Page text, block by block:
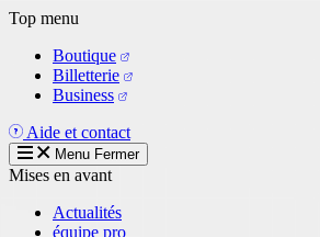
Aller
contenu
principal
Top menu
Boutique
Billetterie
Business
Aide et contact
Menu Fermer
Mises en avant
Actualités
équipe pro